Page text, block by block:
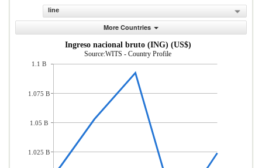
line
More Countries
Ingreso nacional bruto (ING) (US$)
Source:WITS - Country Profile
1.1 B
1.075 B
1.05 B
1.025 B